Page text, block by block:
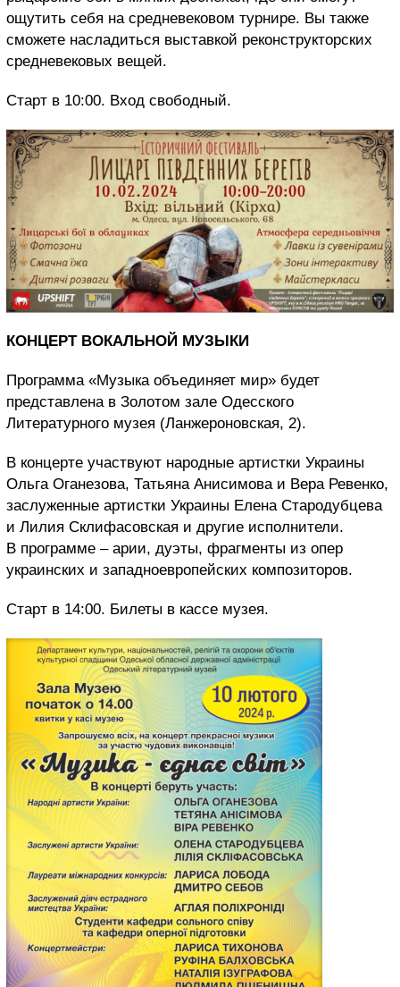
ощутить себя на средневековом турнире. Вы также
сможете насладиться выставкой реконструкторских
средневековых вещей.
Старт в 10:00. Вход свободный.
КОНЦЕРТ ВОКАЛЬНОЙ МУЗЫКИ
Программа «Музыка объединяет мир» будет
представлена в Золотом зале Одесского
Литературного музея (Ланжероновская, 2).
В концерте участвуют народные артистки Украины
Ольга Оганезова, Татьяна Анисимова и Вера Ревенко,
заслуженные артистки Украины Елена Стародубцева
и Лилия Склифасовская и другие исполнители.
В программе – арии, дуэты, фрагменты из опер
украинских и западноевропейских композиторов.
Старт в 14:00. Билеты в кассе музея.